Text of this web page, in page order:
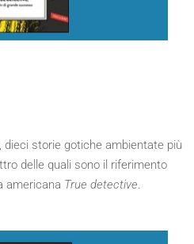
dieci storie gotiche ambientate più
delle quali sono il riferimento
americana True detective.